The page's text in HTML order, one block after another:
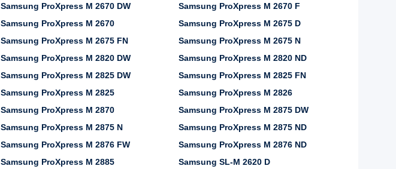
Samsung ProXpress M 2670 DW
Samsung ProXpress M 2670 F
Samsung ProXpress M 2670
Samsung ProXpress M 2675 D
Samsung ProXpress M 2675 FN
Samsung ProXpress M 2675 N
Samsung ProXpress M 2820 DW
Samsung ProXpress M 2820 ND
Samsung ProXpress M 2825 DW
Samsung ProXpress M 2825 FN
Samsung ProXpress M 2825
Samsung ProXpress M 2826
Samsung ProXpress M 2870
Samsung ProXpress M 2875 DW
Samsung ProXpress M 2875 N
Samsung ProXpress M 2875 ND
Samsung ProXpress M 2876 FW
Samsung ProXpress M 2876 ND
Samsung ProXpress M 2885
Samsung SL-M 2620 D